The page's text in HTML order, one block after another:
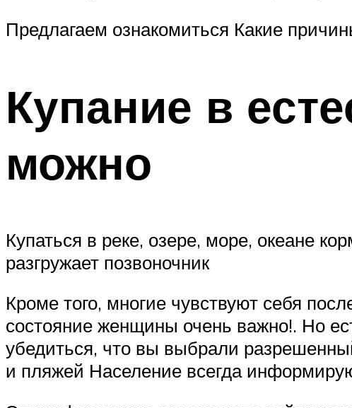
Предлагаем ознакомиться Какие
Купание в
можно
Купаться в реке, озере, море, океане
разгружает позвоночник
Кроме того, многие чувствуют себя
состояние женщины очень важно!. Но
убедиться, что вы выбрали
и пляжей Население всегда